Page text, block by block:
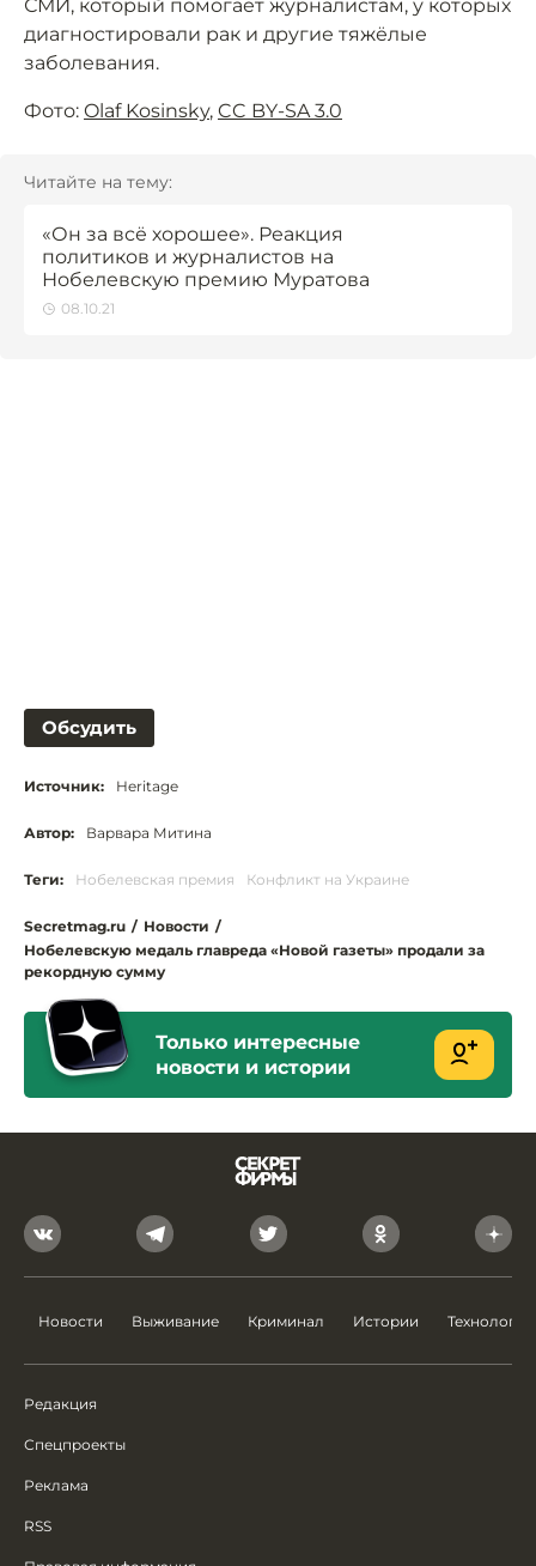
СМИ, который помогает журналистам, у которых
диагностировали рак и другие тяжёлые
заболевания.
Фото: Olaf Kosinsky, CC BY-SA 3.0
Читайте на тему:
«Он за всё хорошее». Реакция
политиков и журналистов на
Нобелевскую премию Муратова
08.10.21
Обсудить
Источник: Heritage
Автор: Варвара Митина
Теги: Нобелевская премия Конфликт на Украине
Secretmag.ru / Новости /
Нобелевскую медаль главреда «Новой газеты» продали за
рекордную сумму
Только интересные
новости и истории
Новости Выживание Криминал Истории Технологии
Редакция
Спецпроекты
Реклама
RSS